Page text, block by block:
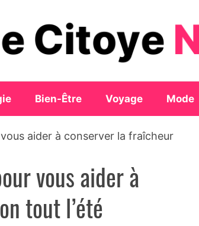
Bien-Être Voyage Mode
aider à conserver la fraîcheur
vous aider à
tout l’été